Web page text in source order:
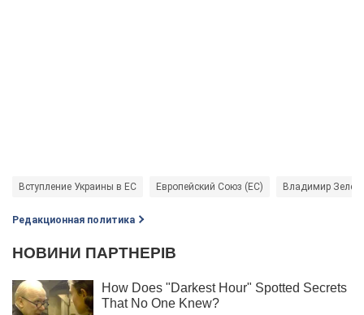
Вступление Украины в ЕС Европейский Союз (ЕС) Владимир
Редакционная политика